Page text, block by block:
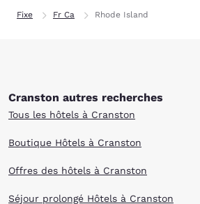
Fixe Fr Ca Rhode Island
Cranston autres recherches
Tous les hôtels à Cranston
Boutique Hôtels à Cranston
Offres des hôtels à Cranston
Séjour prolongé Hôtels à Cranston